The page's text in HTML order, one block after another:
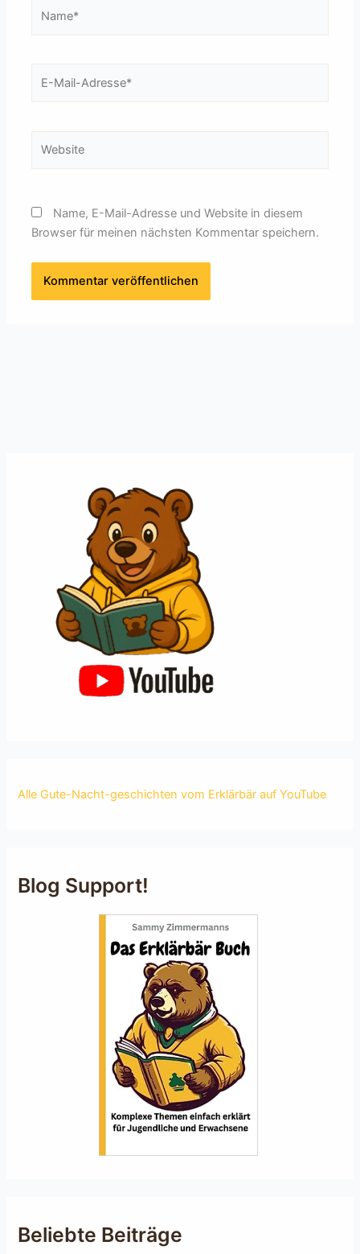
Mail-
Name, E-Mail-Adresse und Website in diesem
Browser für meinen nächsten Kommentar speichern.
Alle Gute-Nacht-geschichten vom Erklärbär auf YouTube
Blog Support!
Beliebte Beiträge